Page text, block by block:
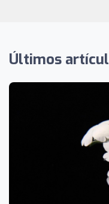
Últimos